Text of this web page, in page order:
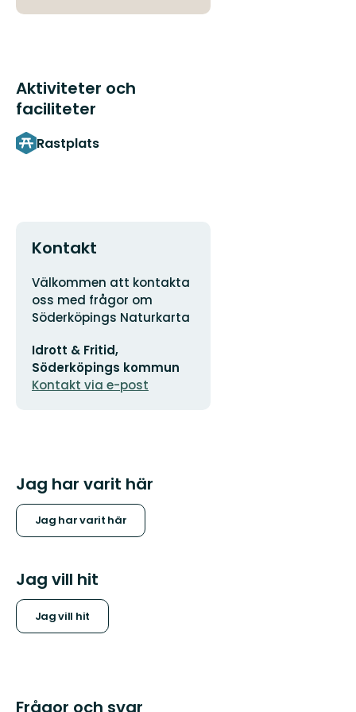
Aktiviteter och
faciliteter
Rastplats
Kontakt
Adress
Välkommen att kontakta
oss med frågor om
Söderköpings Naturkarta
postadress
Idrott & Fritid,
Söderköpings kommun
Kontakt via e-post
Jag har varit här
Jag har varit här
Jag vill hit
Jag vill hit
Frågor och svar